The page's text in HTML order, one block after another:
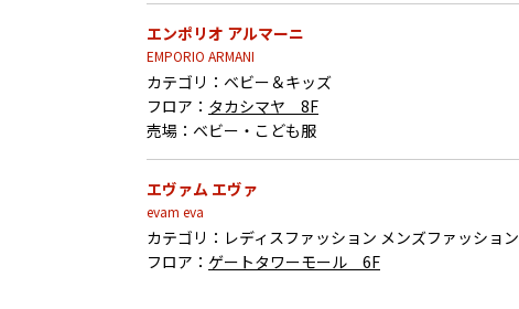
エンポリオ アルマーニ
EMPORIO ARMANI
カテゴリ： ベビー＆キッズ
フロア： タカシマヤ 8F
売場： ベビー・こども服
エヴァム エヴァ
evam eva
カテゴリ： レディスファッション メンズファッション
フロア： ゲートタワーモール 6F